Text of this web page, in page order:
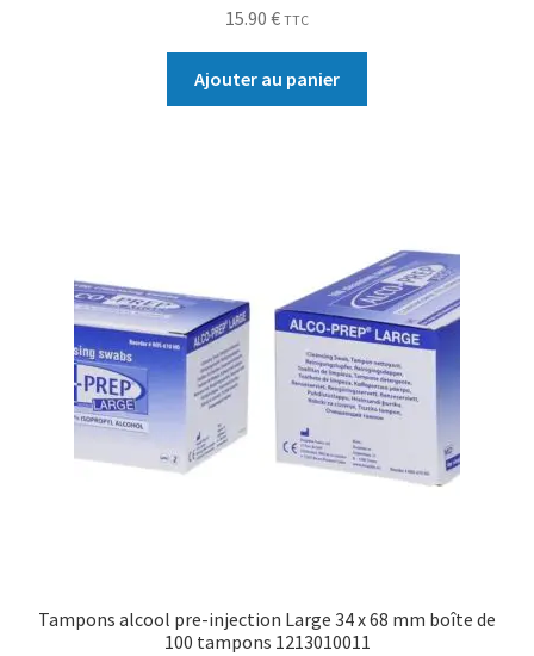
15.90 € TTC
Ajouter au panier
Tampons alcool pre-injection Large 34 x 68 mm boîte de
100 tampons 1213010011